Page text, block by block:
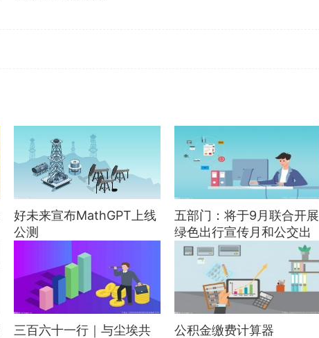
好未来宣布MathGPT上线
公测
五部门：将于9月联合开展
绿色出行宣传月和公交出
行宣传周活动
三百六十一行｜与尘埃共
公积金缴费计算器